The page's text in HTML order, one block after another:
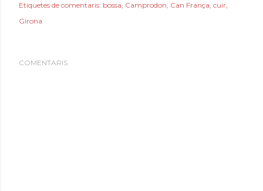
Etiquetes de comentaris: bossa Camprodon Can França cuir
Girona
COMENTARIS